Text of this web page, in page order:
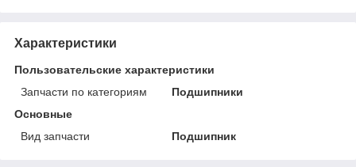
Характеристики
Пользовательские характеристики
Запчасти по категориям
Подшипники
Основные
Вид запчасти
Подшипник